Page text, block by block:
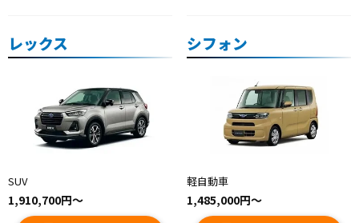
レックス
SUV
1,910,700円〜
シフォン
軽自動車
1,485,000円～